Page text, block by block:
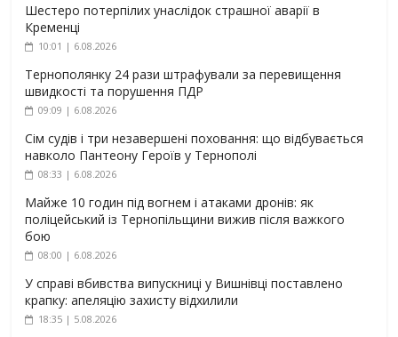
Шестеро потерпілих унаслідок страшної аварії в
Кременці
10:01 | 6.08.2026
Тернополянку 24 рази штрафували за перевищення
швидкості та порушення ПДР
09:09 | 6.08.2026
Сім судів і три незавершені поховання: що відбувається
навколо Пантеону Героїв у Тернополі
08:33 | 6.08.2026
Майже 10 годин під вогнем і атаками дронів: як
поліцейський із Тернопільщини вижив після важкого
бою
08:00 | 6.08.2026
У справі вбивства випускниці у Вишнівці поставлено
крапку: апеляцію захисту відхилили
18:35 | 5.08.2026